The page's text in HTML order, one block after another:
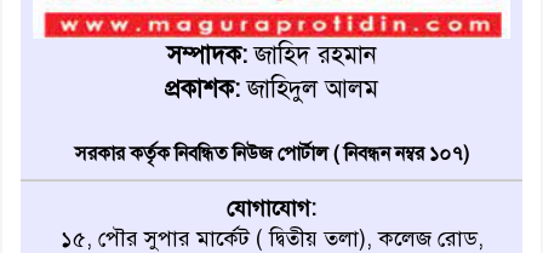
মাগুরায় জুলাই গণঅভ্যুত্থান দিবস
উপলক্ষে স্মৃতি স্তম্ভে শ্রদ্ধা নিবেদন
চায়না দোয়ারী জাল জব্দ
মাগুরায় গ্যাস সিলিন্ডারের আগুনে
সম্পাদক:জাহিদ রহমান
প্রকাশক:জাহিদুল আলম
সরকার কর্তৃক নিবন্ধিত নিউজ পোর্টাল ( নিবন্ধন নম্বর ১০৭)
যোগাযোগ:
১৫, পৌর সুপার মার্কেট ( দ্বিতীয় তলা), কলেজ রোড,